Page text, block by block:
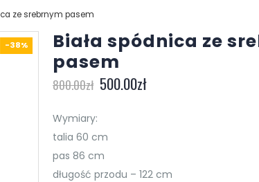
ze srebrnym pasem
-38%
Biała spódnica ze
pasem
800.00zł 500.00zł
Wymiary:
talia 60 cm
pas 86 cm
długość przodu – 122 cm